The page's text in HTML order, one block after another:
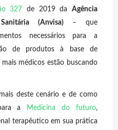
327 de 2019 daAgência
(Anvisa)– que
necessários para a
de produtos à base de
médicos estão buscando
deste cenário e de como
a
Medicina do futuro,
terapêutico em sua prática